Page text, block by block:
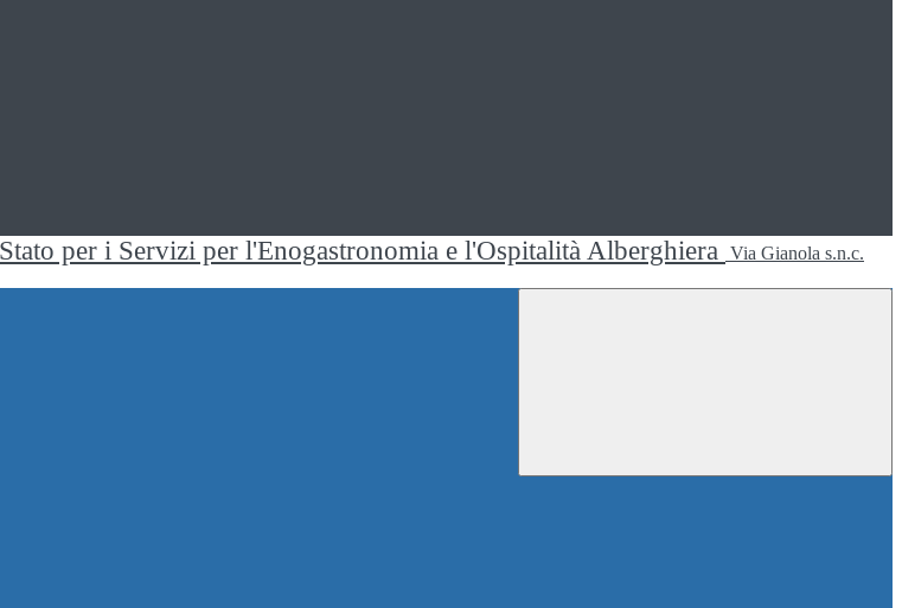
per i Servizi per l'Enogastronomia e l'Ospitalità Alberghiera Via Gianola s.n.c.